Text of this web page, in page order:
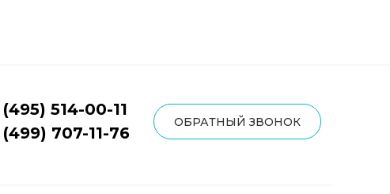
(495) 514-00-11
(499) 707-11-76
ОБРАТНЫЙ ЗВОНОК